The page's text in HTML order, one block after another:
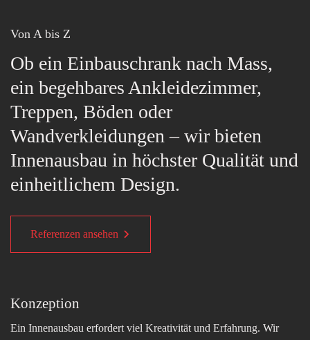
Von A bis Z
Ob ein Einbauschrank nach Mass,
ein begehbares Ankleidezimmer,
Treppen, Böden oder
Wandverkleidungen – wir bieten
Innenausbau in höchster Qualität und
einheitlichem Design.
Referenzen ansehen
Konzeption
Ein Innenausbau erfordert viel Kreativität und Erfahrung. Wir